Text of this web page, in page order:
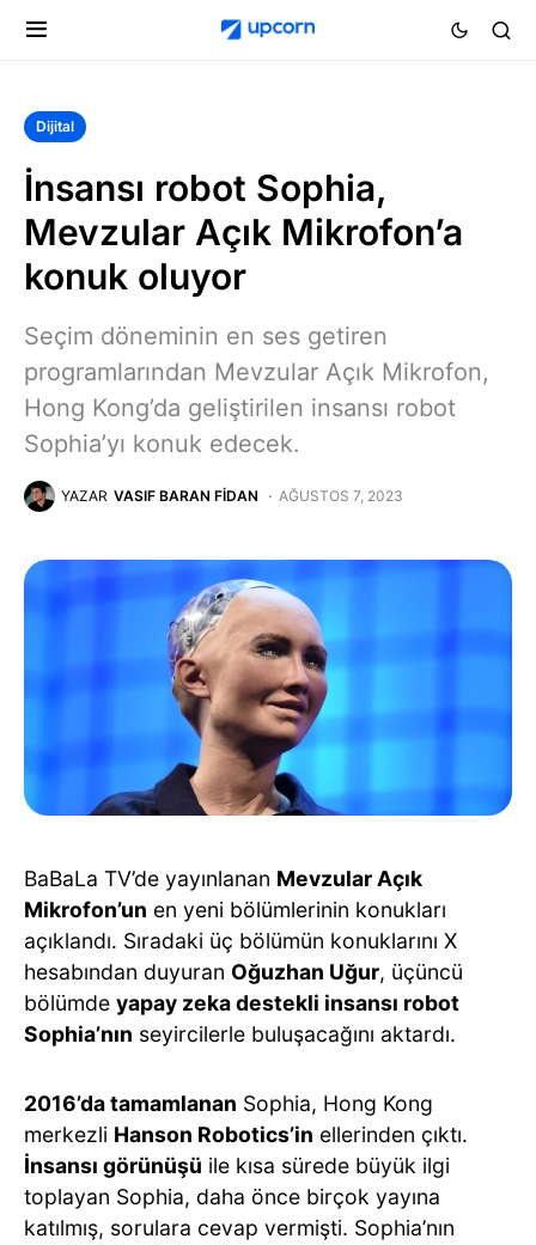
Dijital
İnsansı robot Sophia,
Mevzular Açık Mikrofon’a
konuk oluyor
Seçim döneminin en ses getiren
programlarından Mevzular Açık Mikrofon,
Hong Kong’da geliştirilen insansı robot
Sophia’yı konuk edecek.
YAZAR VASIF BARAN FIDAN AĞUSTOS 7, 2023
BaBaLa TV’de yayınlanan Mevzular Açık
Mikrofon’un en yeni bölümlerinin konukları
açıklandı. Sıradaki üç bölümün konuklarını X
hesabından duyuran Oğuzhan Uğur, üçüncü
bölümde yapay zeka destekli insansı robot
Sophia’nın seyircilerle buluşacağını aktardı.
2016’da tamamlanan Sophia, Hong Kong
merkezli Hanson Robotics’in ellerinden çıktı.
İnsansı görünüşü ile kısa sürede büyük ilgi
toplayan Sophia, daha önce birçok yayına
katılmış, sorulara cevap vermişti. Sophia’nın